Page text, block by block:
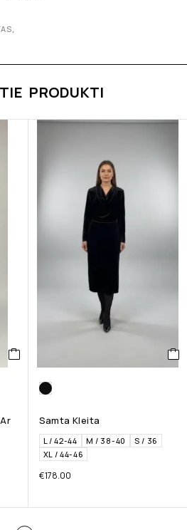
,
PRODUKTI
Samta Kleita
L / 42-44 M / 38-40
S / 36
XL / 44-46
€178.00